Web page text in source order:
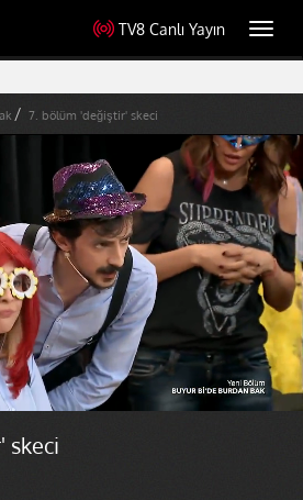
TV8 Canlı Yayın
7. bölüm 'değiştir' skeci
skeci